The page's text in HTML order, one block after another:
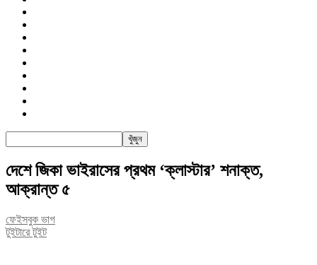
দেশে জিকা ভাইরাসের প্রথম ‘ক্লাস্টার’ শনাক্ত,
আক্রান্ত ৫
ফেইসবুক ভাগ
টুইটারে টুইট